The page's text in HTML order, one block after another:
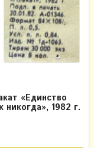
«Единство
никогда», 1982 г.